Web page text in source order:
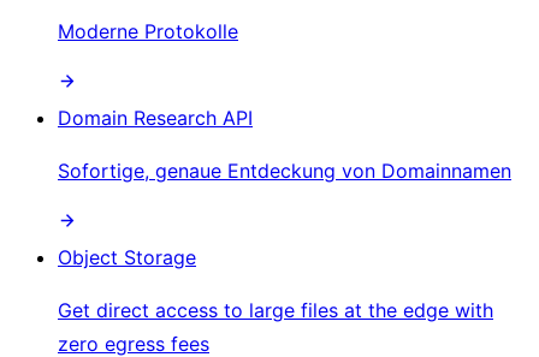
Moderne Protokolle
Domain Research API
Sofortige, genaue Entdeckung von Domainnamen
Object Storage
Get direct access to large files at the edge with
zero egress fees